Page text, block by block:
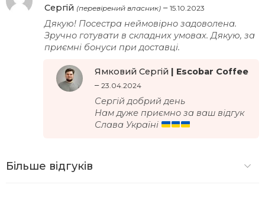
Оцінено в
Сергій (перевірений власник) – 15.10.2023
Дякую! Посестра неймовірно задоволена.
Зручно готувати в складних умовах. Дякую, за
приємні бонуси при доставці.
Ямковий Сергій
– 23.04.2024
Сергій добрий день
Нам дуже приємно за ваш відгук
Слава Україні
Більше відгуків